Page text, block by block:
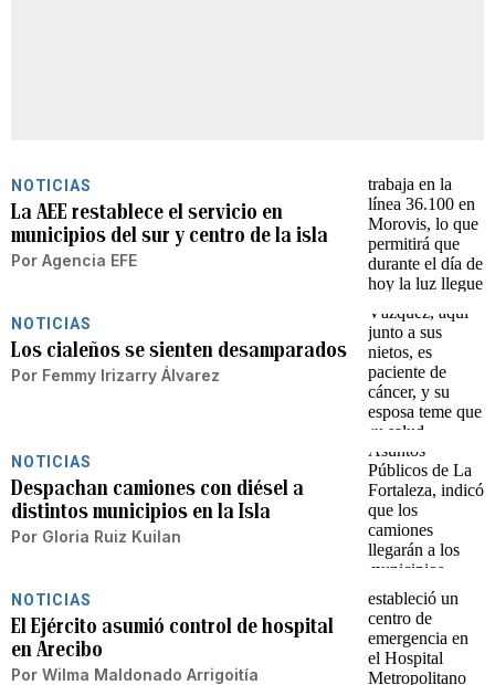
NOTICIAS
La AEE restablece el servicio en
municipios del sur y centro de la isla
Por Agencia EFE
NOTICIAS
Los cialeños se sienten desamparados
Por Femmy Irizarry Álvarez
NOTICIAS
Despachan camiones con diésel a
distintos municipios en la Isla
Por Gloria Ruiz Kuilan
NOTICIAS
El Ejército asumió control de hospital
en Arecibo
Por Wilma Maldonado Arrigoitía